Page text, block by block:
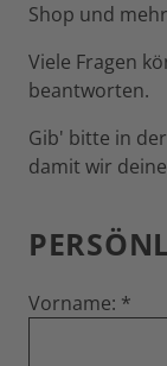
Shop und
Viele Fragen
beantworten.
Gib' bitte in
damit wir
Vorname: